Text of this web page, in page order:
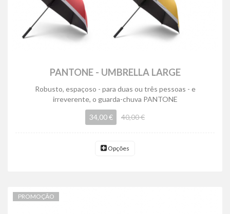
PANTONE - UMBRELLA LARGE
Robusto, espaçoso - para duas ou três pessoas - e
irreverente, o guarda-chuva PANTONE
34,00 € 40,00 €
Opções
PROMOÇÃO